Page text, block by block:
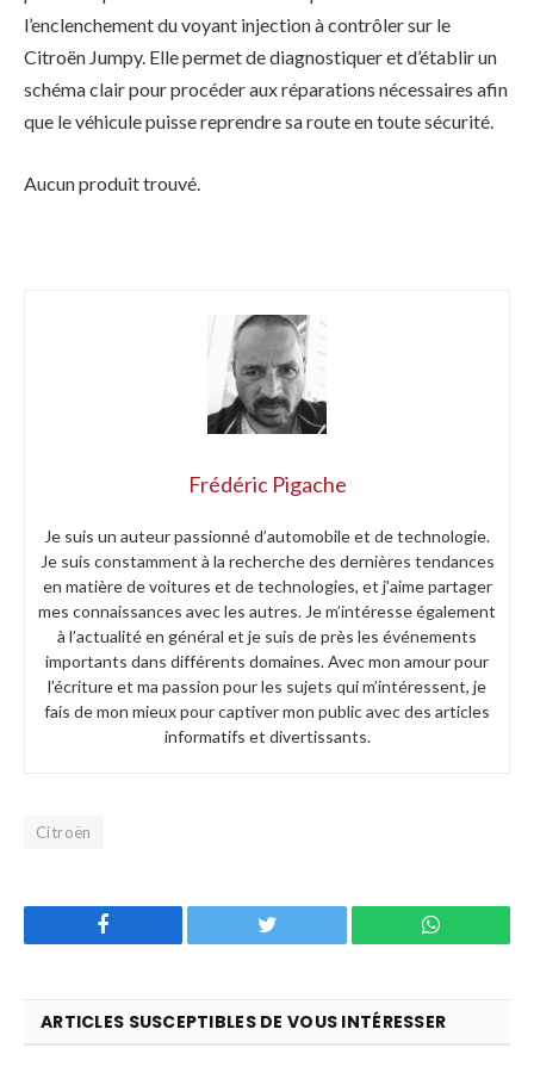
l’enclenchement du voyant injection à contrôler sur le
Citroën Jumpy. Elle permet de diagnostiquer et d’établir un
schéma clair pour procéder aux réparations nécessaires afin
que le véhicule puisse reprendre sa route en toute sécurité.
Aucun produit trouvé.
Frédéric Pigache
Je suis un auteur passionné d’automobile et de technologie.
Je suis constamment à la recherche des dernières tendances
en matière de voitures et de technologies, et j’aime partager
mes connaissances avec les autres. Je m’intéresse également
à l’actualité en général et je suis de près les événements
importants dans différents domaines. Avec mon amour pour
l’écriture et ma passion pour les sujets qui m’intéressent, je
fais de mon mieux pour captiver mon public avec des articles
informatifs et divertissants.
Citroën
Twitter WhatsApp
ARTICLES SUSCEPTIBLES DE VOUS INTÉRESSER